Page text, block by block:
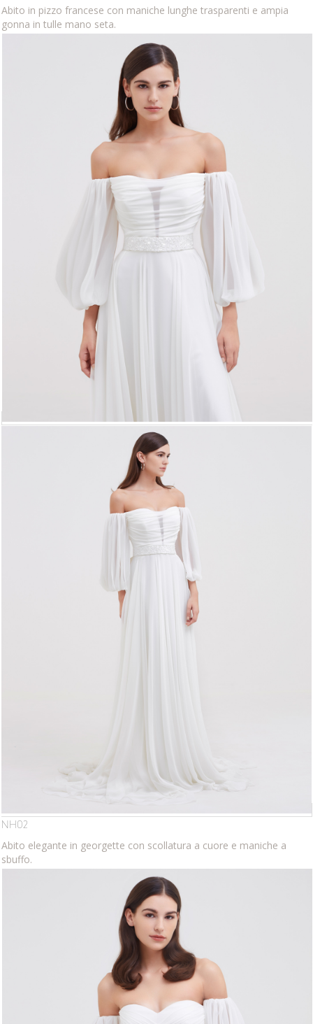
Abito in pizzo francese con maniche lunghe trasparenti e ampia
gonna in tulle mano seta.
NH02
Abito elegante in georgette con scollatura a cuore e maniche a
sbuffo.